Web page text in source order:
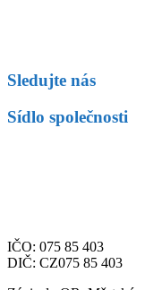
Sledujte nás
Sídlo společnosti
IČO: 075 85 403
DIČ: CZ075 85 403